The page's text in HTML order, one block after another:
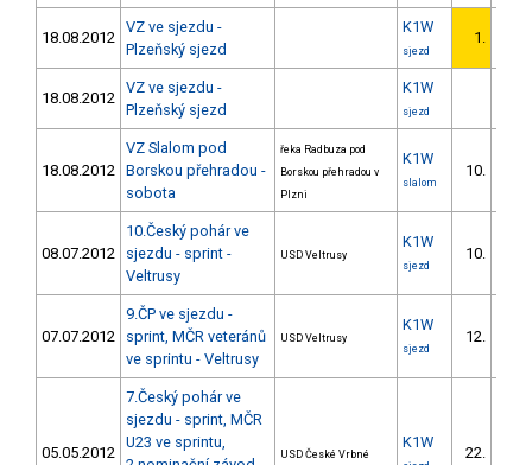
18.08.2012
VZ ve sjezdu -
Plzeňský sjezd
K1W
sjezd
1.
18.08.2012
VZ ve sjezdu -
Plzeňský sjezd
K1W
sjezd
18.08.2012
VZ Slalom pod
Borskou přehradou -
sobota
řeka Radbuza pod
Borskou přehradou v
Plzni
K1W
slalom
10.
08.07.2012
10.Český pohár ve
sjezdu - sprint -
Veltrusy
USD Veltrusy
K1W
sjezd
10.
07.07.2012
9.ČP ve sjezdu -
sprint, MČR veteránů
ve sprintu - Veltrusy
USD Veltrusy
K1W
sjezd
12.
05.05.2012
7.Český pohár ve
sjezdu - sprint, MČR
U23 ve sprintu,
USD České Vrbné
K1W
22.